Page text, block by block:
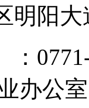
明阳大
：
办公